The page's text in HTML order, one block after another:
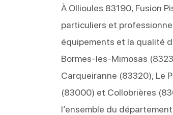
À Ollioules 83190, Fusion
particuliers et
équipements et la qualité
Bormes-les-Mimosas
Carqueiranne (83320), Le
(83000) et Collobrières
l’ensemble du